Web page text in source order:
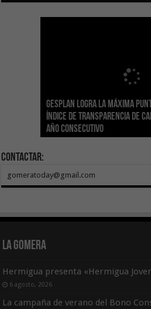
Gesplan logra la máxima
Índice de Transparencia de
año consecutivo
El Gobierno canario concede
POSEICAN-Pesca al sector
tras aumentar las cuantías
Transición Ecológica
adhesión a la Red de
Canarias
Visocan incorpora 170 pisos
vivienda protegida en
asequible de Tenerife
Sanidad refuerza la
los centros de salud con el
ecografía clínica
El Gobierno de Canarias
Sal Marina Agrocanarias 2026
Contactar:
gomeratoday@gmail.com
La Gomera
Hermigua presenta «Hermigua
6 agosto, 2026
La campaña de verano del Bono